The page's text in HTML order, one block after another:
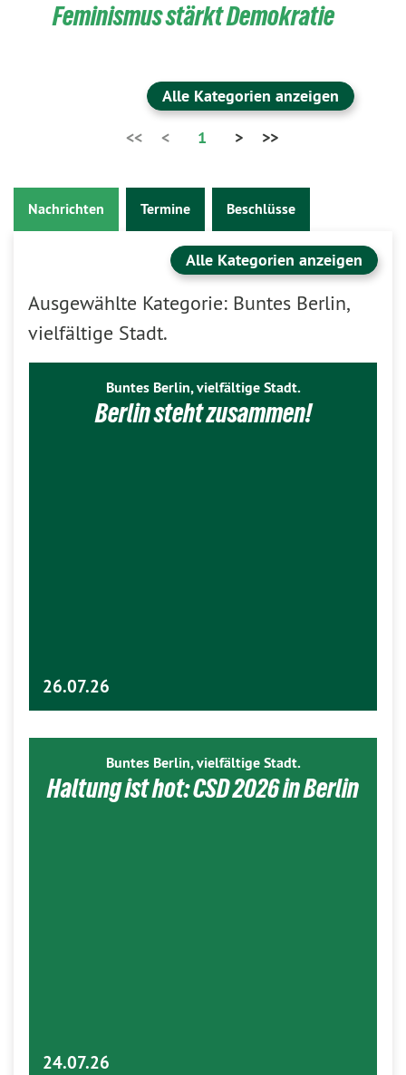
Feminismus stärkt Demokratie
Alle Kategorien anzeigen
<<
< 1 > >>
Nachrichten Termine Beschlüsse
Alle Kategorien anzeigen
Ausgewählte Kategorie: Buntes Berlin,
vielfältige Stadt.
Buntes Berlin, vielfältige Stadt.
Berlin steht zusammen!
26.07.26
Buntes Berlin, vielfältige Stadt.
Haltung ist hot: CSD 2026 in Berlin
24.07.26